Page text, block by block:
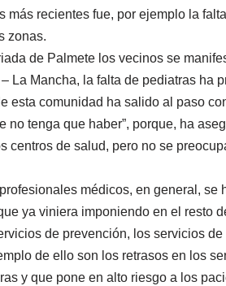
más recientes fue, por ejemplo la
zonas.
de Palmete los vecinos se
La Mancha, la falta de pediatras ha
esta comunidad ha salido al paso
no tenga que haber”, porque, ha
centros de salud, pero no se
médicos, en general,
ya viniera imponiendo en el resto
de prevención, los servicios
de ello son los retrasos en los
y que pone en alto riesgo a los